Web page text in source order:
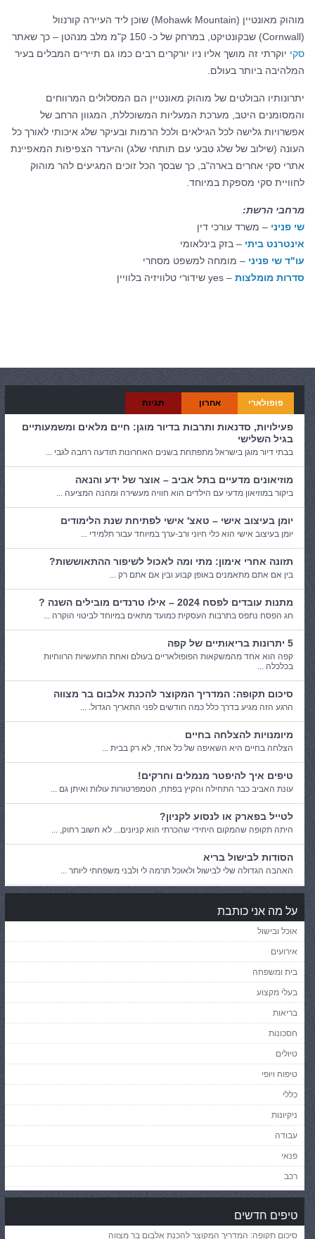
מוהוק מאונטיין (Mohawk Mountain) שוכן ליד העיירה קורנוול
(Cornwall) שבקונטיקט, במרחק של כ- 150 ק"מ מלב מנהטן – כך שאתר
סקי יוקרתי זה מושך אליו ניו יורקרים רבים כמו גם תיירים המבלים בעיר
המלהיבה ביותר בעולם.
יתרונותיו הבולטים של מוהוק מאונטיין הם המסלולים המרווחים
והמסומנים היטב, מערכת המעליות המשוכללת, המגוון הרחב של
אפשרויות גלישה לכל הגילאים ולכל הרמות ובעיקר שלג איכותי לאורך כל
העונה (שילוב של שלג טבעי עם תותחי שלג) והיעדר הצפיפות המאפיינת
אתרי סקי אחרים בארה"ב, כך שבסך הכל זוכים המגיעים להר מוהוק
לחוויית סקי מספקת במיוחד.
מרחבי הרשת:
שי פניני – משרד עורכי דין
אינטרנט ביתי – בזק בינלאומי
עו"ד שי פניני – מומחה למשפט מסחרי
סדרות מומלצות – yes שידורי טלוויזיה בלוויין
פופולארי אחרון תגיות
פעילויות, סדנאות ותרבות בדיור מוגן: חיים מלאים ומשמעותיים
בגיל השלישי
בבתי דיור מוגן בישראל מתפתחת בשנים האחרונות תודעה רחבה לגבי ...
מוזיאונים מדעיים בתל אביב – אוצר של ידע והנאה
ביקור במוזיאון מדעי עם הילדים הוא חוויה מעשירה ומהנה המציעה ...
יומן בעיצוב אישי – טאצ' אישי לפתיחת שנת הלימודים
יומן בעיצוב אישי הוא כלי חיוני ורב-ערך במיוחד עבור תלמידי ...
תזונה אחרי אימון: מתי ומה לאכול לשיפור ההתאוששות?
בין אם אתם מתאמנים באופן קבוע ובין אם אתם רק ...
מתנות עובדים לפסח 2024 – אילו טרנדים מובילים השנה ?
חג הפסח נתפס בתרבות העסקית כמועד מתאים במיוחד לביטוי הוקרה ...
5 יתרונות בריאותיים של קפה
קפה הוא אחד מהמשקאות הפופולאריים בעולם ואחת התעשיות הרווחיות
בכלכלה ...
סיכום תקופה: המדריך המקוצר להכנת אלבום בר מצווה
הרגע הזה מגיע בדרך כלל כמה חודשים לפני התאריך הגדול. ...
מיומנויות להצלחה בחיים
הצלחה בחיים היא השאיפה של כל אחד, לא רק בבית ...
טיפים איך להיפטר מנמלים וחרקים!
עונת האביב כבר התחילה והקיץ בפתח, הטמפרטורות עולות ואיתן גם ...
לטייל בפארק או לנסוע לקניון?
היתה תקופה שהמקום היחידי שהכרתי הוא קניונים... לא חשוב רחוק, ...
הסודות לבישול בריא
האהבה הגדולה שלי לבישול ולאוכל תרמה לי ולבני משפחתי ליותר ...
על מה אני כותבת
אוכל ובישול
אירועים
בית ומשפחה
בעלי מקצוע
בריאות
חסכונות
טיולים
טיפוח ויופי
כללי
ניקיונות
עבודה
פנאי
רכב
טיפים חדשים
סיכום תקופה: המדריך המקוצר להכנת אלבום בר מצווה